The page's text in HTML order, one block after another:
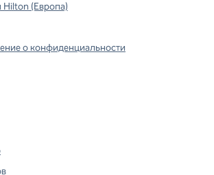
(Европа)
о конфиденциальности